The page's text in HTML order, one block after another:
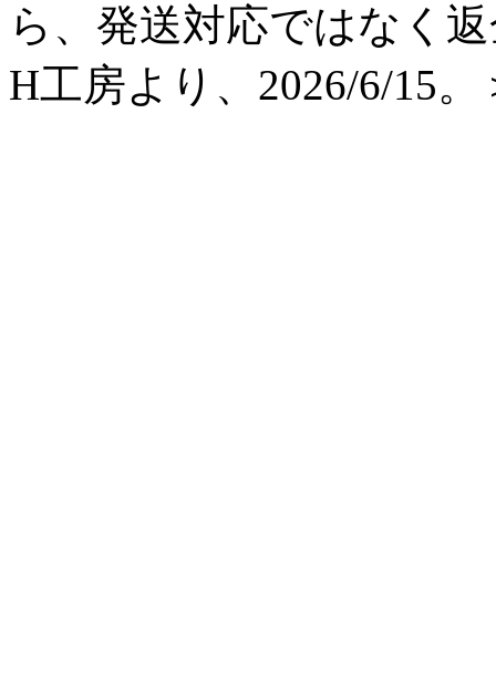
ら、発送対応ではなく
H工房より、2026/6/15。